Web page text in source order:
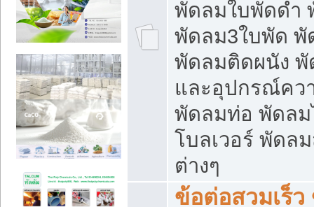
พัดลมใบพัดดำ
พัดลม3ใบพัด พั
พัดลมติดผนัง
และอุปกรณ์คว
พัดลมท่อ พัดลม
โบลเวอร์ พัดล
ต่างๆ
ข้อต่อสวมเร็